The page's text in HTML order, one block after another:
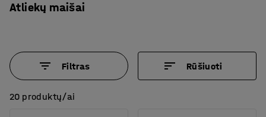
Atliekų maišai
Filtras Rūšiuoti
20 produktų/ai